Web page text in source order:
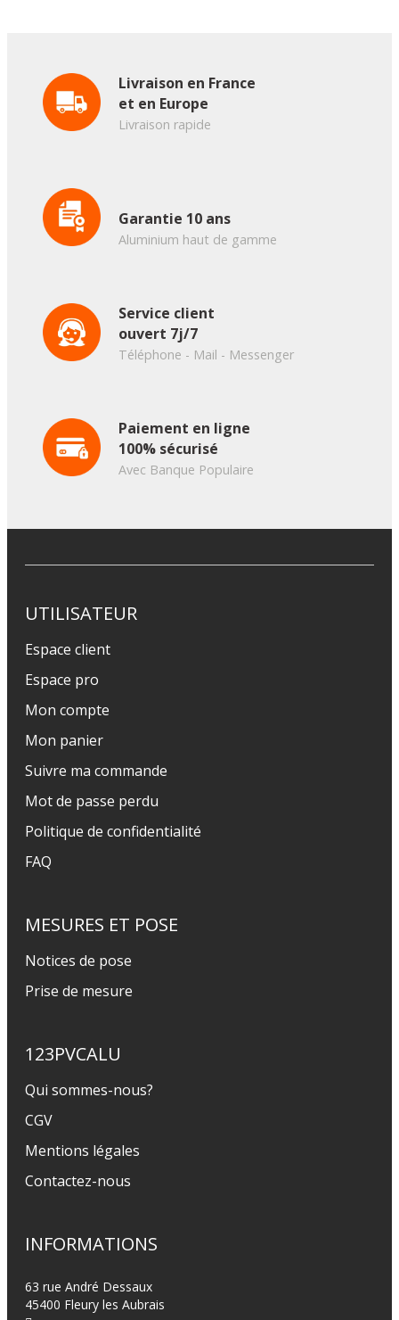
Livraison en France
et en Europe
Livraison rapide
Garantie 10 ans
Aluminium haut de gamme
Service client
ouvert 7j/7
Téléphone - Mail - Messenger
Paiement en ligne
100% sécurisé
Avec Banque Populaire
UTILISATEUR
Espace client
Espace pro
Mon compte
Mon panier
Suivre ma commande
Mot de passe perdu
Politique de confidentialité
FAQ
MESURES ET POSE
Notices de pose
Prise de mesure
123PVCALU
Qui sommes-nous?
CGV
Mentions légales
Contactez-nous
INFORMATIONS
63 rue André Dessaux
45400 Fleury les Aubrais